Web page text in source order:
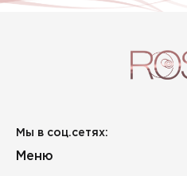
Мы в соц.сетях:
Меню